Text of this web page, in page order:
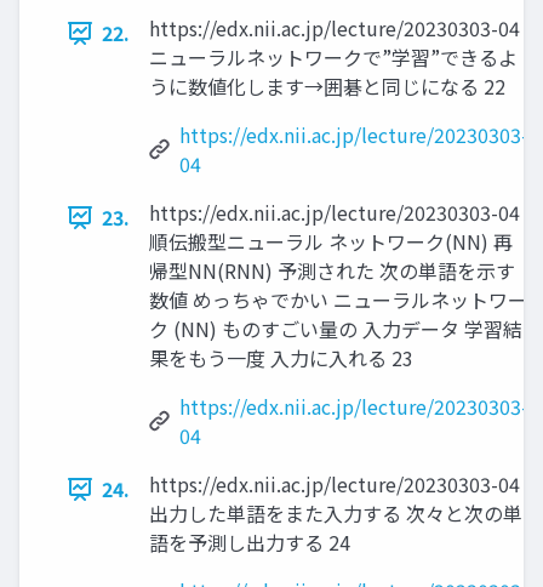
22.
https://edx.nii.ac.jp/lecture/20230303-04
ニューラルネットワークで”学習”できるよ
うに数値化します→囲碁と同じになる 22
https://edx.nii.ac.jp/lecture/20230303-
04
23.
https://edx.nii.ac.jp/lecture/20230303-04
順伝搬型ニューラル ネットワーク(NN) 再
帰型NN(RNN) 予測された 次の単語を示す
数値 めっちゃでかい ニューラルネットワー
ク (NN) ものすごい量の 入力データ 学習結
果をもう一度 入力に入れる 23
https://edx.nii.ac.jp/lecture/20230303-
04
24.
https://edx.nii.ac.jp/lecture/20230303-04
出力した単語をまた入力する 次々と次の単
語を予測し出力する 24